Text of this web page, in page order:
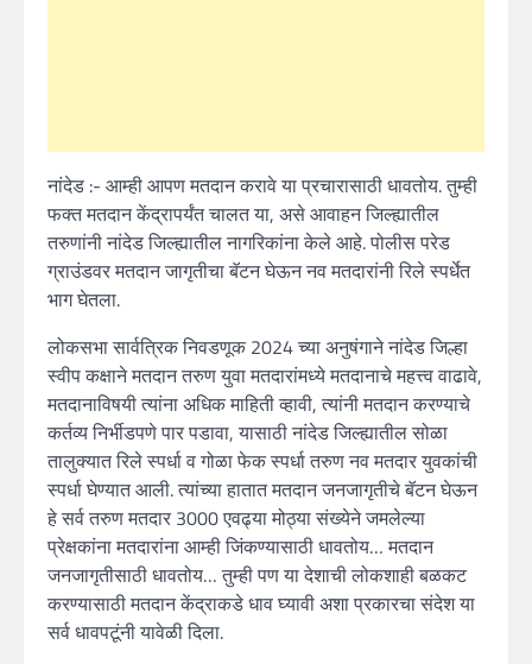
नांदेड :- आम्ही आपण मतदान करावे या प्रचारासाठी धावतोय. तुम्ही
फक्त मतदान केंद्रापर्यंत चालत या, असे आवाहन जिल्ह्यातील
तरुणांनी नांदेड जिल्ह्यातील नागरिकांना केले आहे. पोलीस परेड
ग्राउंडवर मतदान जागृतीचा बॅटन घेऊन नव मतदारांनी रिले स्पर्धेत
भाग घेतला.
लोकसभा सार्वत्रिक निवडणूक 2024 च्या अनुषंगाने नांदेड जिल्हा
स्वीप कक्षाने मतदान तरुण युवा मतदारांमध्ये मतदानाचे महत्त्व वाढावे,
मतदानाविषयी त्यांना अधिक माहिती व्हावी, त्यांनी मतदान करण्याचे
कर्तव्य निर्भीडपणे पार पडावा, यासाठी नांदेड जिल्ह्यातील सोळा
तालुक्यात रिले स्पर्धा व गोळा फेक स्पर्धा तरुण नव मतदार युवकांची
स्पर्धा घेण्यात आली. त्यांच्या हातात मतदान जनजागृतीचे बॅटन घेऊन
हे सर्व तरुण मतदार 3000 एवढ्या मोठ्या संख्येने जमलेल्या
प्रेक्षकांना मतदारांना आम्ही जिंकण्यासाठी धावतोय… मतदान
जनजागृतीसाठी धावतोय… तुम्ही पण या देशाची लोकशाही बळकट
करण्यासाठी मतदान केंद्राकडे धाव घ्यावी अशा प्रकारचा संदेश या
सर्व धावपटूंनी यावेळी दिला.